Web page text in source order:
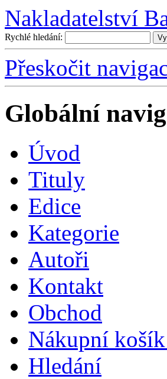
Nakladatelství
Rychlé hledání:
Přeskočit
Globální
Úvod
Tituly
Edice
Kategorie
Autoři
Kontakt
Obchod
Nákupní košík
Hledání